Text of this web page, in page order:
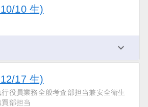
10 生)
17 生)
役員業務全般考査部担当兼安全衛生
部担当